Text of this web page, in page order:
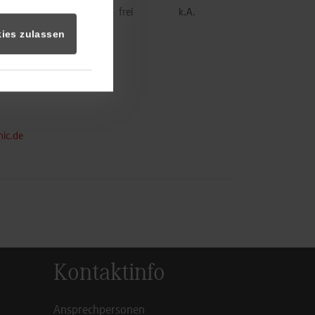
zulassen
frei k.A.
Kontaktinfo
Ansprechpersonen